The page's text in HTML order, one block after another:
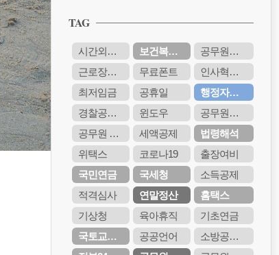
공무원 보고서 양식 무료 다운받기
PPT 무료 서식 다운받기
공무원 보고서 양식 무료 다운받기
PPT 무료 서식 다운받기
TAG
시간외근무수당 보건복지부
공무원봉급표
근로장려금
무료폰트
인사혁신처
최저임금
공휴일
행정자치부
경찰공무원
윈도우
공무원시험
공무원 봉급
세액공제
법령해석
위택스
코로나19
출장여비
국민연금
국세청
소득공제
적격심사
연말정산
홈택스
기상청
육아휴직
기초연금
국토교통부
공공언어
소방공무원